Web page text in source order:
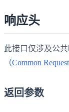
响应头
此接口仅涉及公
（Common
返回参数